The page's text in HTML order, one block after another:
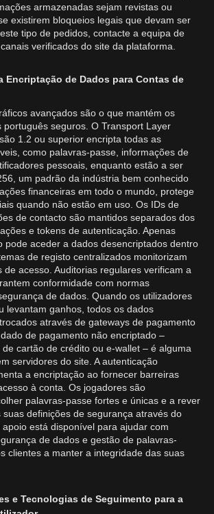
armazenadas sejam revistas ou
existirem bloqueios legais que devam ser
tipo de pedidos, contacte a equipa de
verificados do site da plataforma.
Encriptação de Dados para Contas de
avançados são o que mantém os
português seguros. O Transport Layer
1.2 ou superior encripta todas as
como palavras-passe, informações de
pessoais, enquanto estão a ser
um padrão da indústria bem conhecido
financeiras em todo o mundo, protege
quando não estão em uso. Os IDs de
de contacto são mantidos separados dos
e tokens de autenticação. Apenas
pode aceder a dados desencriptados dentro
de registo centralizados monitorizam
de acesso. Auditorias regulares verificam a
conformidade com normas
de dados. Quando os utilizadores
levantam ganhos, todos os dados
através de gateways de pagamento
de pagamento não encriptado –
cartão de crédito ou e-wallet – é alguma
servidores do site. A autenticação
a encriptação ao fornecer barreiras
à conta. Os jogadores são
palavras-passe fortes e únicas e a rever
suas definições de segurança através do
está disponível para ajudar com
de dados e gestão de palavras-
clientes a manter a integridade das suas
e Tecnologias de Seguimento para a